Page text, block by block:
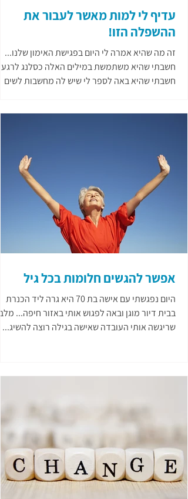
עדיף לי למות מאשר לעבור את
ההשפלה הזו!
זה מה שהיא אמרה לי היום בפגישת האימון שלנו...
חשבתי שהיא משתמשת במילים האלה כסלנג
חשבתי שהיא באה לספר לי שיש לה מחשבות לשים
אפשר להגשים חלומות בכל גיל
היום נפגשתי עם אישה בת 70 היא גרה ליד הכנרת
בבית דיור מוגן ובאה לפגוש אותי באזור חיפה...
שריגשה אותי העובדה שאישה בגילה רוצה להשיג...